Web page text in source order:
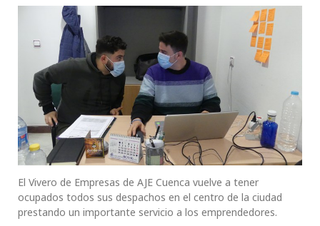
El Vivero de Empresas de AJE Cuenca vuelve a tener
ocupados todos sus despachos en el centro de la ciudad
prestando un importante servicio a los emprendedores.